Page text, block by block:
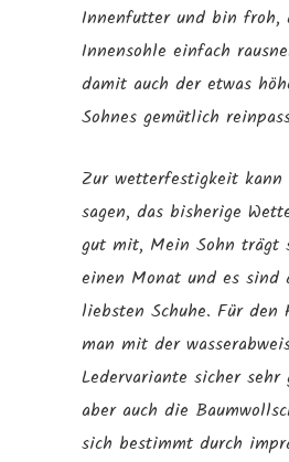
Innenfutter und bin froh,
Innensohle einfach
damit auch der etwas
Sohnes gemütlich
Zur wetterfestigkeit
sagen, das bisherige
gut mit, Mein Sohn trägt
einen Monat und es sind
liebsten Schuhe. Für den
man mit der
Ledervariante sicher
aber auch die
sich bestimmt durch